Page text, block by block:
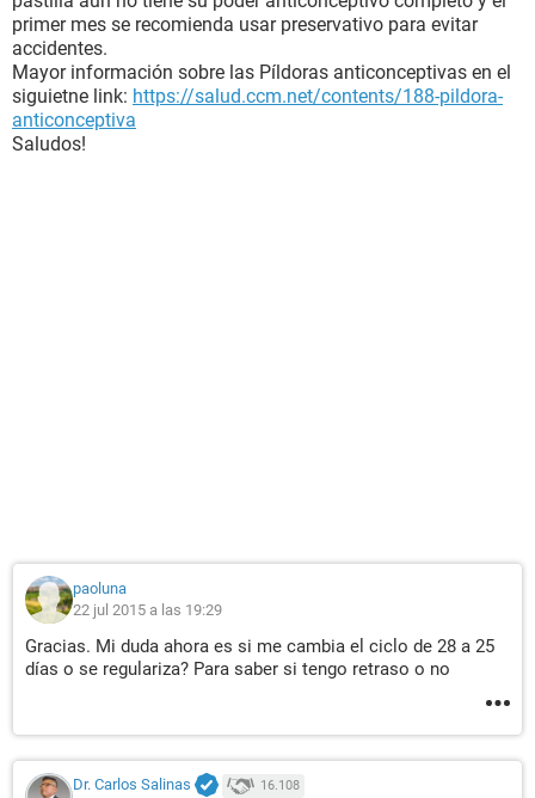
primer mes se recomienda usar preservativo para evitar
accidentes.
Mayor información sobre las Píldoras anticonceptivas en el
siguietne link: https://salud.ccm.net/contents/188-pildora-
anticonceptiva
Saludos!
paoluna
22 jul 2015 a las 19:29
Gracias. Mi duda ahora es si me cambia el ciclo de 28 a 25
días o se regulariza? Para saber si tengo retraso o no
Dr. Carlos Salinas 16.108